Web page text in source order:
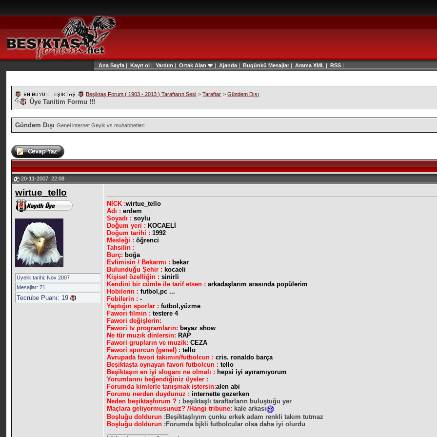
Ana Sayfa | Kayıt ol | Yardım | Ortak Alan | Ajanda | Bugünkü Mesajlar| Arama XML | RSS |
Beşiktaş Forum ( 1903 - 2013 ) Taraftarın Sesi >Taraftar >Gündem Dışı
Üye Tanitim Formu !!!
Gündem Dışı Genel internet Geyik vs muhabbetleri.
20-11-2007, 22:08
wirtue_tello
Üyelik tarihi: Nov 2007
Mesajlar: 71
Tecrübe Puanı: 19
NİCK :wirtue_tello
Adı : erdem
Soyadı :soylu
Doğum yeri : KOCAELİ
Doğum tarihi :1992
Mesleği :öğrenci
Tahsilin :
Burç: boğa
Evlimisin / Bekarmı : bekar
Bulunduğu Şehir : kocaeli
Kişisel özelliğin : sinirli
Kendini bir cümle ile tarif etsen :arkadaşlarım arasında popülerim
Hobilerin : futbol,pc ...
Fobilerin : -
Yaptığın sporlar : futbol,yüzme
Fawori filmin : testere 4
Fawori değişlerin:
Fawori tv programların: beyaz show
Ne tür muzık dinlersin: RAP
Fawori grupların ve muzik:CEZA
Fawori sporcun (genel) : tello
Avrupada favori takımın/futbolcun :cris. ronaldo barça
Beşiktaşta oynayan favori futbolcun :tello
Beşiktaşın en iyi sloganı ne olmalı : hepsi iyi ayıramıyorum
Yorumlarını beğendiğiniz üyeler :
Forumda kimlerle tanışmak istersin:alen abi
Forumu nerden duydunuz : internette gezerken
Neden beşiktaşforum ? : beşiktaşlı taraftarların buluştuğu yer
Maçlara geliyormusunuz? /Hangi tribune: kale arkası
Boşluğu doldurun :Beşiktaşlıyım çunku erkek adam renkli takım tutmaz
Boşluğu doldurun :Forumda bjkli futbolcular olsa daha iyi olurdu